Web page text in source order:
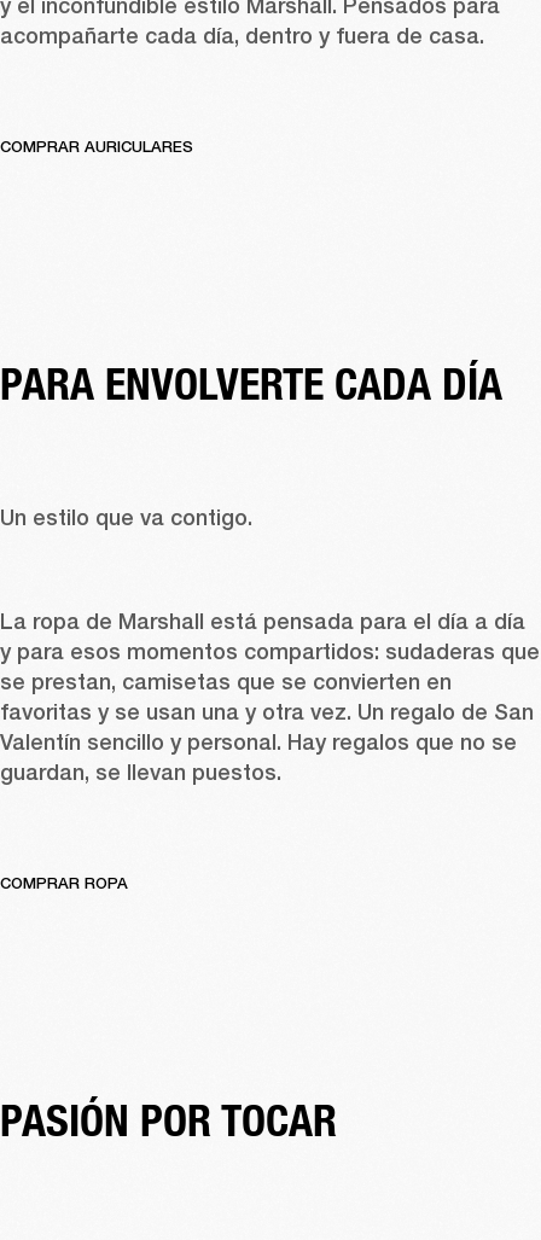
y el inconfundible estilo Marshall. Pensados para
acompañarte cada día, dentro y fuera de casa.
COMPRAR AURICULARES
PARA ENVOLVERTE CADA DÍA
Un estilo que va contigo.
La ropa de Marshall está pensada para el día a día
y para esos momentos compartidos: sudaderas que
se prestan, camisetas que se convierten en
favoritas y se usan una y otra vez. Un regalo de San
Valentín sencillo y personal. Hay regalos que no se
guardan, se llevan puestos.
COMPRAR ROPA
PASIÓN POR TOCAR